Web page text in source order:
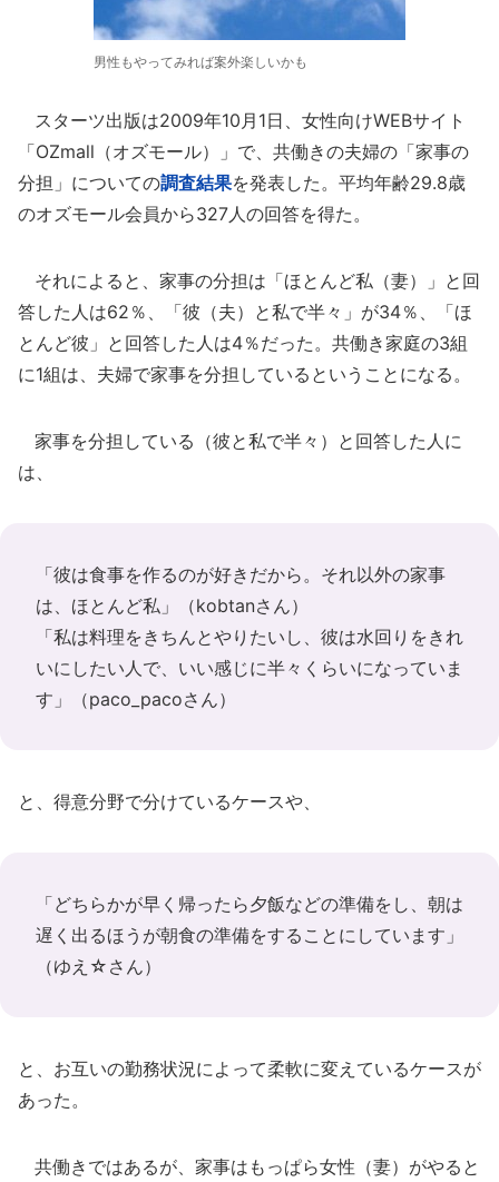
男性もやってみれば案外楽しいかも
スターツ出版は2009年10月1日、女性向けWEBサイト
「OZmall（オズモール）」で、共働きの夫婦の「家事の
分担」についての調査結果を発表した。平均年齢29.8歳
のオズモール会員から327人の回答を得た。
それによると、家事の分担は「ほとんど私（妻）」と回
答した人は62％、「彼（夫）と私で半々」が34％、「ほ
とんど彼」と回答した人は4％だった。共働き家庭の3組
に1組は、夫婦で家事を分担しているということになる。
家事を分担している（彼と私で半々）と回答した人に
は、
「彼は食事を作るのが好きだから。それ以外の家事
は、ほとんど私」（kobtanさん）
「私は料理をきちんとやりたいし、彼は水回りをきれ
いにしたい人で、いい感じに半々くらいになっていま
す」（paco_pacoさん）
と、得意分野で分けているケースや、
「どちらかが早く帰ったら夕飯などの準備をし、朝は
遅く出るほうが朝食の準備をすることにしています」
（ゆえ☆さん）
と、お互いの勤務状況によって柔軟に変えているケースが
あった。
共働きではあるが、家事はもっぱら女性（妻）がやると